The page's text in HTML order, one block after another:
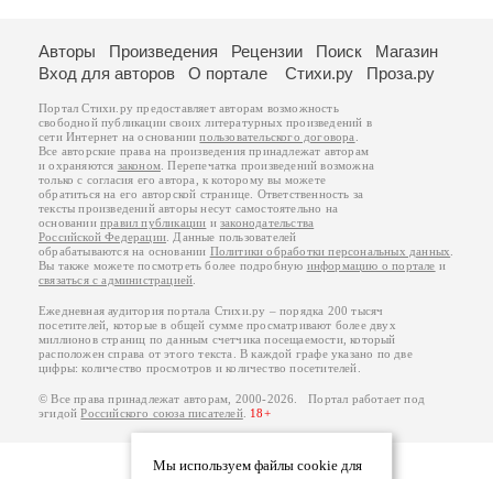
Мы используем файлы cookie для
Авторы Произведения Рецензии Поиск
Магазин
Вход для авторов
О портале Стихи.ру Проза.ру
Портал Стихи.ру предоставляет авторам возможность
свободной публикации своих литературных произведений в
сети Интернет на основаниипользовательского договора
Все авторские права на произведения принадлежат авторам
и охраняются законом . Перепечатка произведений возможна
только с согласия его автора, к которому вы можете
обратиться на его авторской странице. Ответственность за
тексты произведений авторы несут самостоятельно на
основанииправил публикации изаконодательства
Российской Федерации . Данные пользователей
обрабатываются на основании Политики обработки персональных данных
Вы также можете посмотреть более подробную информацию о портале и
связаться с администрацией
Ежедневная аудитория портала Стихи.ру – порядка 200 тысяч
посетителей, которые в общей сумме просматривают более двух
миллионов страниц по данным счетчика посещаемости, который
расположен справа от этого текста. В каждой графе указано по две
цифры: количество просмотров и количество посетителей.
© Все права принадлежат авторам, 2000-2026. Портал работает под
эгидойРоссийского союза писателей. 18+